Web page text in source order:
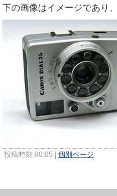
下の画像はイメージであり
投稿時刻 00:05 | 個別ページ